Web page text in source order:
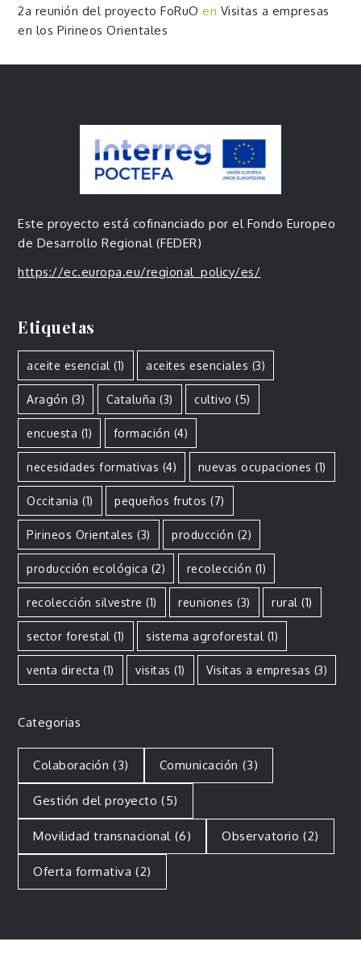
2a reunión del proyecto FoRuO en Visitas a empresas
en los Pirineos Orientales
Este proyecto está cofinanciado por el Fondo Europeo
de Desarrollo Regional (FEDER)
https://ec.europa.eu/regional_policy/es/
Etiquetas
aceite esencial (1) aceites esenciales (3)
Aragón (3) Cataluña (3) cultivo (5)
encuesta (1) formación (4)
necesidades formativas (4) nuevas ocupaciones (1)
Occitania (1) pequeños frutos (7)
Pirineos Orientales (3) producción (2)
producción ecológica (2) recolección (1)
recolección silvestre (1) reuniones (3) rural (1)
sector forestal (1) sistema agroforestal (1)
venta directa (1) visitas (1) Visitas a empresas (3)
Categorias
Colaboración (3) Comunicación (3)
Gestión del proyecto (5)
Movilidad transnacional (6) Observatorio (2)
Oferta formativa (2)